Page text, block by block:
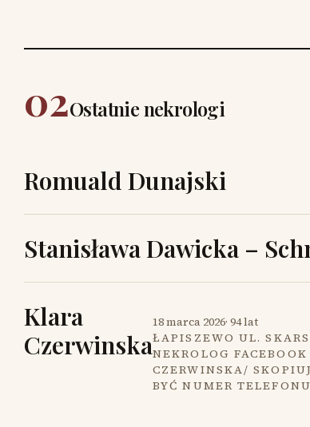
02Ostatnie nekrologi
Romuald Dunajski
Stanisława Dawicka –
Klara
Czerwinska
18 marca 2026· 94 lat
ŁAPISZEWO UL.
NEKROLOG
CZERWINSKA/
BYĆ NUMER